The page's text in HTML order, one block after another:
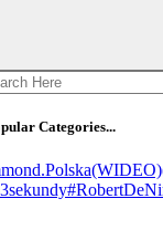
Categories...
.Polska(WIDEO)